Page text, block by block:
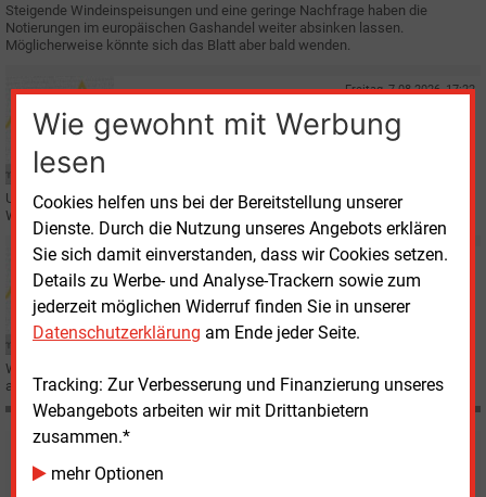
Wie gewohnt mit Werbung
lesen
Cookies helfen uns bei der Bereitstellung unserer
Dienste. Durch die Nutzung unseres Angebots erklären
Sie sich damit einverstanden, dass wir Cookies setzen.
Details zu Werbe- und Analyse-Trackern sowie zum
jederzeit möglichen Widerruf finden Sie in unserer
Datenschutzerklärung am Ende jeder Seite.
Tracking: Zur Verbesserung und Finanzierung unseres
Webangebots arbeiten wir mit Drittanbietern
zusammen.*
mehr Optionen
Steigende Windeinspeisungen und eine geringe Nachfrage haben die
Notierungen im europäischen Gashandel weiter absinken lassen.
Möglicherweise könnte sich das Blatt aber bald wenden.
Freitag, 7.08.2026, 17:22
MARKTKOMMENTAR
Gaspreise geben trotz Hormus-Spannungen nach
Uneinheitlich haben sich die europäischen Energiemärkte zum
Wochenschluss präsentiert.
Donnerstag, 6.08.2026, 16:39
E&M MARKTKOMMENTAR
Hitze und LNG-Sorgen treiben Preise
Wir geben Ihnen einen tagesaktuellen Überblick über die Preisentwicklungen
am Strom-, CO2- und Gasmarkt.
Möchten Sie diese und